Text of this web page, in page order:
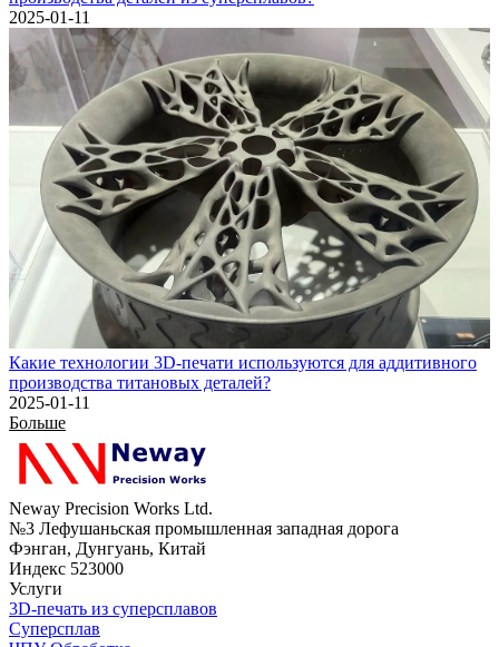
2025-01-11
Какие технологии 3D-печати используются для аддитивного
производства титановых деталей?
2025-01-11
Больше
Neway Precision Works Ltd.
№3 Лефушаньская промышленная западная дорога
Фэнган, Дунгуань, Китай
Индекс 523000
Услуги
3D-печать из суперсплавов
Суперсплав